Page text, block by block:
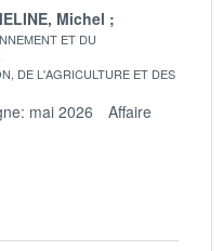
Michel
ET DU
DE L'AGRICULTURE ET DES
mai 2026
Affaire